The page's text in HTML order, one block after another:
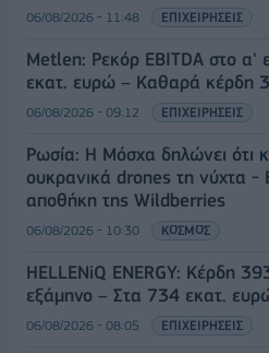
06/08/2026 - 11:48 ΕΠΙΧΕΙΡΗΣΕΙΣ
Metlen: Ρεκόρ EBITDA στο α'
εκατ. ευρώ – Καθαρά κέρδη
06/08/2026 - 09:12 ΕΠΙΧΕΙΡΗΣΕΙΣ
Ρωσία: Η Μόσχα δηλώνει ότι
ουκρανικά drones τη νύχτα -
αποθήκη της Wildberries
06/08/2026 - 10:30 ΚΟΣΜΟΣ
HELLENiQ ENERGY: Κέρδη
εξάμηνο – Στα 734 εκατ.
06/08/2026 - 08:05 ΕΠΙΧΕΙΡΗΣΕΙΣ